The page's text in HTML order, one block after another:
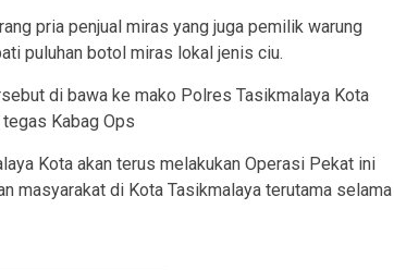
pria penjual miras yang juga pemilik warung
puluhan botol miras lokal jenis ciu.
di bawa ke mako Polres Tasikmalaya Kota
Kabag Ops
Kota akan terus melakukan Operasi Pekat ini
masyarakat di Kota Tasikmalaya terutama selama